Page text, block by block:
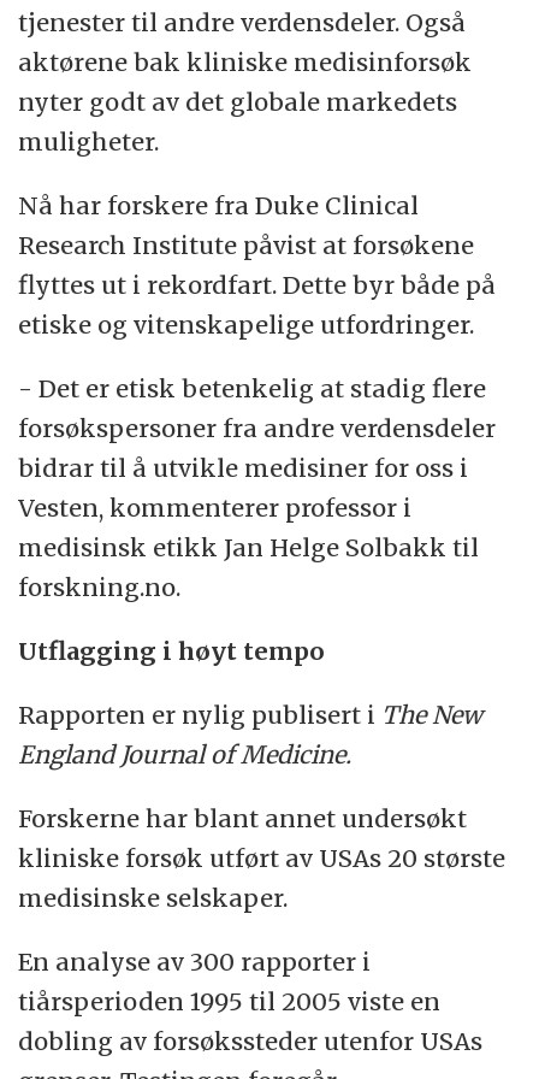
tjenester til andre verdensdeler. Også
aktørene bak kliniske medisinforsøk
nyter godt av det globale markedets
muligheter.
Nå har forskere fra Duke Clinical
Research Institute påvist at forsøkene
flyttes ut i rekordfart. Dette byr både på
etiske og vitenskapelige utfordringer.
- Det er etisk betenkelig at stadig flere
forsøkspersoner fra andre verdensdeler
bidrar til å utvikle medisiner for oss i
Vesten, kommenterer professor i
medisinsk etikk Jan Helge Solbakk til
forskning.no.
Utflagging i høyt tempo
Rapporten er nylig publisert i The New
England Journal of Medicine.
Forskerne har blant annet undersøkt
kliniske forsøk utført av USAs 20 største
medisinske selskaper.
En analyse av 300 rapporter i
tiårsperioden 1995 til 2005 viste en
dobling av forsøkssteder utenfor USAs